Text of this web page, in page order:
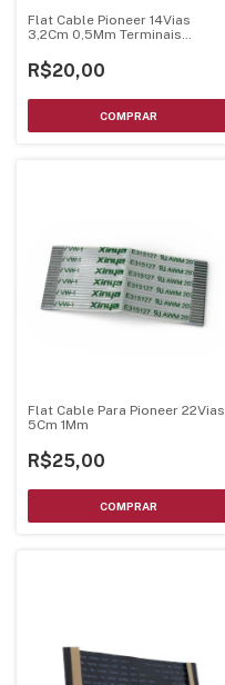
Flat Cable Pioneer 14Vias
3,2Cm 0,5Mm Terminais
R$20,00
Flat Cable Para Pioneer 22Vias
5Cm 1Mm
R$25,00